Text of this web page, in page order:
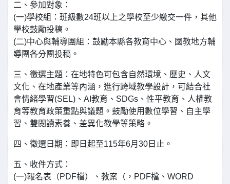
二、參加對象：
(一)學校組：班級數24班以上之學校至少繳交一件，其他
學校鼓勵投稿。
(二)中心與輔導團組：鼓勵本縣各教育中心、國教地方輔
導團各分團投稿。
三、徵選主題：在地特色可包含自然環境、歷史、人文
文化、在地產業等內涵，進行跨域教學設計，可結合社
會情緒學習(SEL)、AI教育、SDGs、性平教育、人權教
育等教育政策重點與議題。鼓勵使用數位學習、自主學
習、雙閱讀素養、差異化教學等策略。
四、徵選日期：即日起至115年6月30日止。
五、收件方式：
(一)報名表（PDF檔）、教案（，PDF檔、WORD